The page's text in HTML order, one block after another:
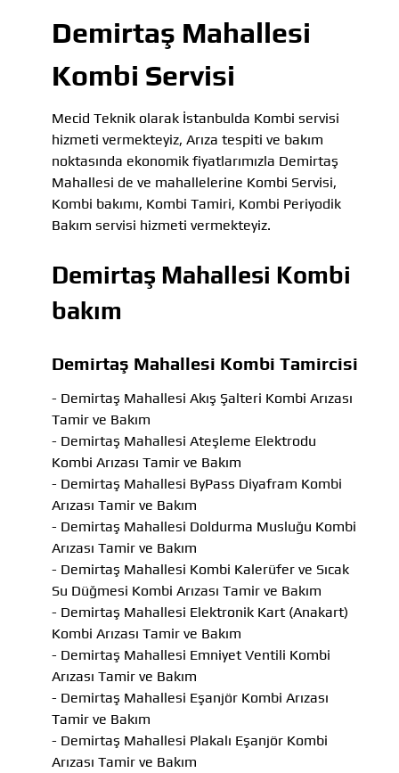
Demirtaş Mahallesi
Kombi Servisi
Mecid Teknik olarak İstanbulda Kombi servisi
hizmeti vermekteyiz, Arıza tespiti ve bakım
noktasında ekonomik fiyatlarımızla Demirtaş
Mahallesi de ve mahallelerine Kombi Servisi,
Kombi bakımı, Kombi Tamiri, Kombi Periyodik
Bakım servisi hizmeti vermekteyiz.
Demirtaş Mahallesi Kombi
bakım
Demirtaş Mahallesi Kombi Tamircisi
- Demirtaş Mahallesi Akış Şalteri Kombi Arızası
Tamir ve Bakım
- Demirtaş Mahallesi Ateşleme Elektrodu
Kombi Arızası Tamir ve Bakım
- Demirtaş Mahallesi ByPass Diyafram Kombi
Arızası Tamir ve Bakım
- Demirtaş Mahallesi Doldurma Musluğu Kombi
Arızası Tamir ve Bakım
- Demirtaş Mahallesi Kombi Kalerüfer ve Sıcak
Su Düğmesi Kombi Arızası Tamir ve Bakım
- Demirtaş Mahallesi Elektronik Kart (Anakart)
Kombi Arızası Tamir ve Bakım
- Demirtaş Mahallesi Emniyet Ventili Kombi
Arızası Tamir ve Bakım
- Demirtaş Mahallesi Eşanjör Kombi Arızası
Tamir ve Bakım
- Demirtaş Mahallesi Plakalı Eşanjör Kombi
Arızası Tamir ve Bakım